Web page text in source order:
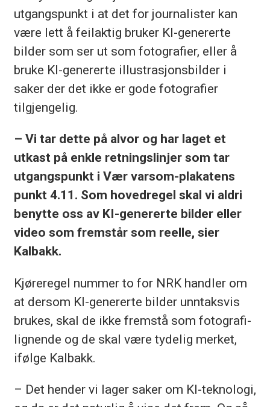
utgangspunkt i at det for journalister kan
være lett å feilaktig bruker KI-genererte
bilder som ser ut som fotografier, eller å
bruke KI-genererte illustrasjonsbilder i
saker der det ikke er gode fotografier
tilgjengelig.
– Vi tar dette på alvor og har laget et
utkast på enkle retningslinjer som tar
utgangspunkt i Vær varsom-plakatens
punkt 4.11. Som hovedregel skal vi aldri
benytte oss av KI-genererte bilder eller
video som fremstår som reelle, sier
Kalbakk.
Kjøreregel nummer to for NRK handler om
at dersom KI-genererte bilder unntaksvis
brukes, skal de ikke fremstå som fotografi-
lignende og de skal være tydelig merket,
ifølge Kalbakk.
– Det hender vi lager saker om KI-teknologi,